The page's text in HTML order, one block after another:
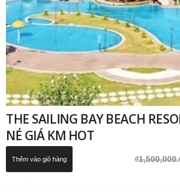
THE SAILING BAY BEACH
NÉ GIÁ KM HOT
₫
Thêm vào giỏ hàng